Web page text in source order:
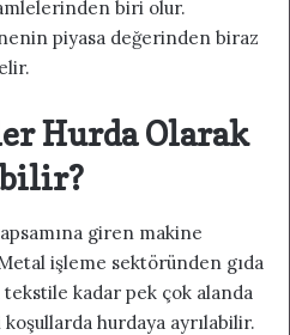
biri olur.
piyasa değerinden biraz
Hurda Olarak
giren makine
işleme sektöründen gıda
kadar pek çok alanda
hurdaya ayrılabilir.